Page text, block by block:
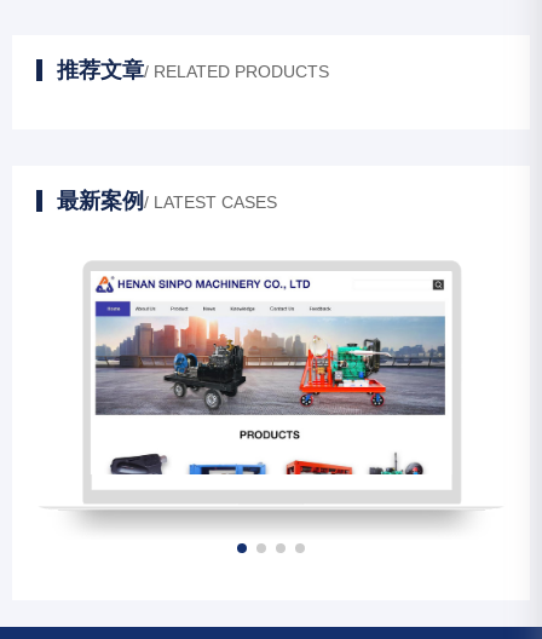
推荐文章/ RELATED PRODUCTS
最新案例/ LATEST CASES